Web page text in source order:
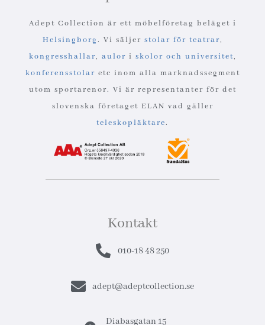
Adept Collection är ett möbelföretag beläget i
Helsingborg. Vi säljer stolar för teatrar,
kongresshallar, aulor i skolor och universitet,
konferensstolar etc inom alla marknadssegment
utom sportarenor. Vi är representanter för det
slovenska företaget ELAN vad gäller
teleskopläktare.
Kontakt
010-18 48 250
adept@adeptcollection.se
Diabasgatan 15